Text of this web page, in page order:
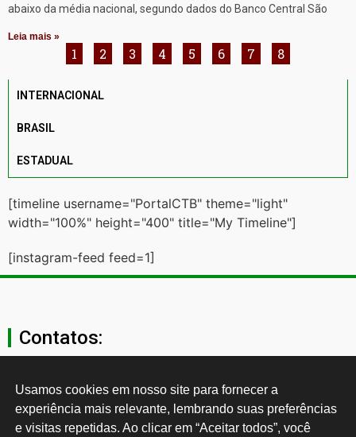
abaixo da média nacional, segundo dados do Banco Central São
Leia mais »
1 2 3 4 5 6 7 8
INTERNACIONAL
BRASIL
ESTADUAL
[timeline username="PortalCTB" theme="light"
width="100%" height="400" title="My Timeline"]
[instagram-feed feed=1]
Contatos:
secgeral@ctb.org.br
11 3874-0040
Usamos cookies em nosso site para fornecer a
experiência mais relevante, lembrando suas preferências
e visitas repetidas. Ao clicar em “Aceitar todos”, você